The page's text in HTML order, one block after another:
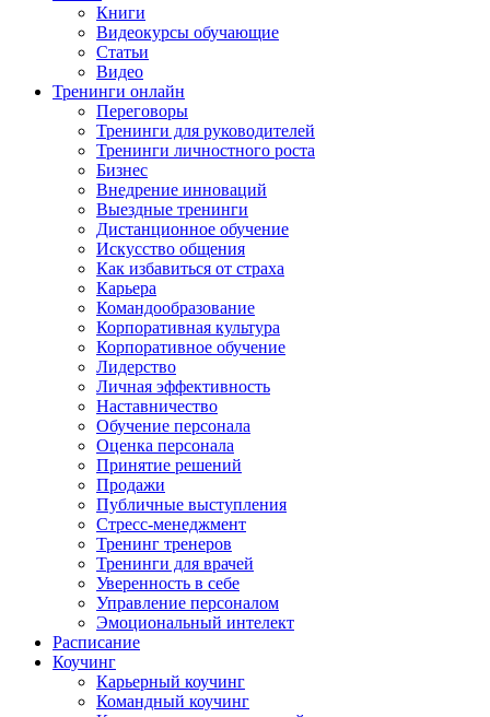
Книги
Видеокурсы обучающие
Статьи
Видео
Тренинги онлайн
Переговоры
Тренинги для руководителей
Тренинги личностного роста
Бизнес
Внедрение инноваций
Выездные тренинги
Дистанционное обучение
Искусство общения
Как избавиться от страха
Карьера
Командообразование
Корпоративная культура
Корпоративное обучение
Лидерство
Личная эффективность
Наставничество
Обучение персонала
Оценка персонала
Принятие решений
Продажи
Публичные выступления
Стресс-менеджмент
Тренинг тренеров
Тренинги для врачей
Уверенность в себе
Управление персоналом
Эмоциональный интелект
Расписание
Коучинг
Карьерный коучинг
Командный коучинг